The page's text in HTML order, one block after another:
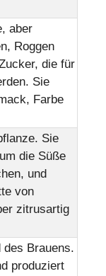
aber
Roggen
die für
Sie
Farbe
Sie
die Süße
und
von
zitrusartig
des Brauens.
produziert